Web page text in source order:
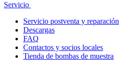
Servicio
Servicio postventa y reparación
Descargas
FAQ
Contactos y socios locales
Tienda de bombas de muestra